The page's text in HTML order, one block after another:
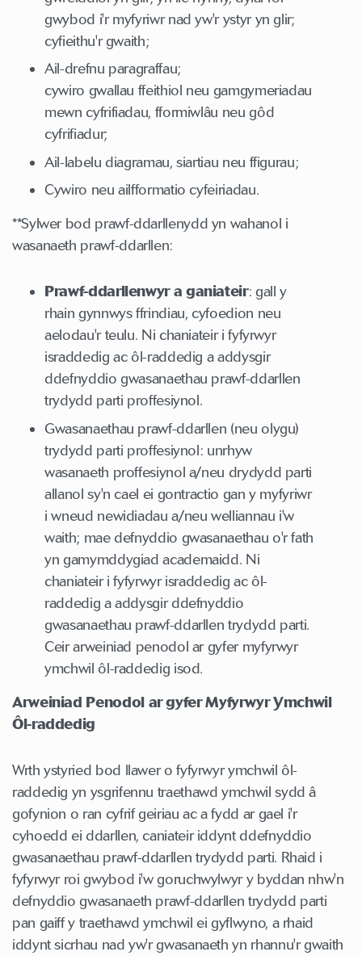
gwybod i'r myfyriwr nad yw'r ystyr yn glir;
cyfieithu'r gwaith;
Ail-drefnu paragraffau;
cywiro gwallau ffeithiol neu gamgymeriadau
mewn cyfrifiadau, fformiwlâu neu gôd
cyfrifiadur;
Ail-labelu diagramau, siartiau neu ffigurau;
Cywiro neu ailfformatio cyfeiriadau.
**Sylwer bod prawf-ddarllenydd yn wahanol i
wasanaeth prawf-ddarllen:
Prawf-ddarllenwyr a ganiateir: gall y
rhain gynnwys ffrindiau, cyfoedion neu
aelodau'r teulu. Ni chaniateir i fyfyrwyr
israddedig ac ôl-raddedig a addysgir
ddefnyddio gwasanaethau prawf-ddarllen
trydydd parti proffesiynol.
Gwasanaethau prawf-ddarllen (neu olygu)
trydydd parti proffesiynol: unrhyw
wasanaeth proffesiynol a/neu drydydd parti
allanol sy'n cael ei gontractio gan y myfyriwr
i wneud newidiadau a/neu welliannau i'w
waith; mae defnyddio gwasanaethau o'r fath
yn gamymddygiad academaidd. Ni
chaniateir i fyfyrwyr israddedig ac ôl-
raddedig a addysgir ddefnyddio
gwasanaethau prawf-ddarllen trydydd parti.
Ceir arweiniad penodol ar gyfer myfyrwyr
ymchwil ôl-raddedig isod.
Arweiniad Penodol ar gyfer Myfyrwyr Ymchwil
Ôl-raddedig
Wrth ystyried bod llawer o fyfyrwyr ymchwil ôl-
raddedig yn ysgrifennu traethawd ymchwil sydd â
gofynion o ran cyfrif geiriau ac a fydd ar gael i'r
cyhoedd ei ddarllen, caniateir iddynt ddefnyddio
gwasanaethau prawf-ddarllen trydydd parti. Rhaid i
fyfyrwyr roi gwybod i'w goruchwylwyr y byddan nhw'n
defnyddio gwasanaeth prawf-ddarllen trydydd parti
pan gaiff y traethawd ymchwil ei gyflwyno, a rhaid
iddynt sicrhau nad yw'r gwasanaeth yn rhannu'r gwaith